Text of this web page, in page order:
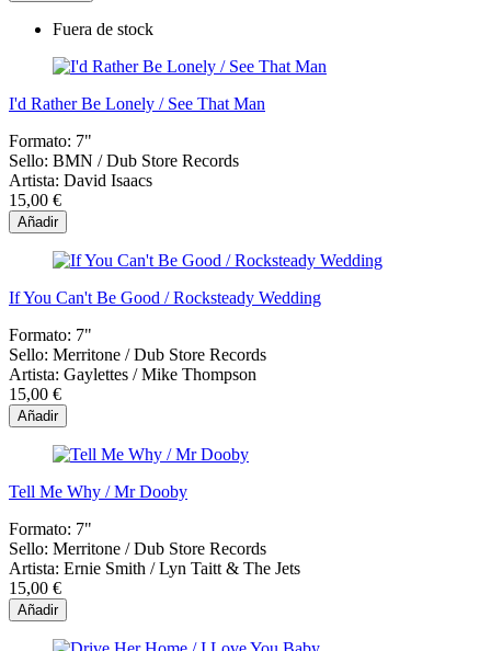
Fuera de stock
I'd Rather Be Lonely / See That Man
Formato: 7"
Sello: BMN / Dub Store Records
Artista: David Isaacs
15,00 €
Añadir
If You Can't Be Good / Rocksteady Wedding
Formato: 7"
Sello: Merritone / Dub Store Records
Artista: Gaylettes / Mike Thompson
15,00 €
Añadir
Tell Me Why / Mr Dooby
Formato: 7"
Sello: Merritone / Dub Store Records
Artista: Ernie Smith / Lyn Taitt & The Jets
15,00 €
Añadir